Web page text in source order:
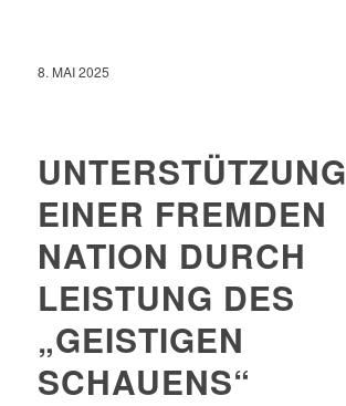
8. MAI 2025
UNTERSTÜTZUNG
EINER FREMDEN
NATION DURCH
LEISTUNG DES
„GEISTIGEN
SCHAUENS“